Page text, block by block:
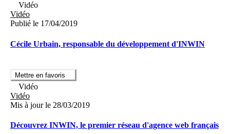
Vidéo
Vidéo
Publié le 17/04/2019
Cécile Urbain, responsable du développement d'INWIN
Mettre en favoris
Vidéo
Vidéo
Mis à jour le 28/03/2019
Découvrez INWIN, le premier réseau d'agence web français